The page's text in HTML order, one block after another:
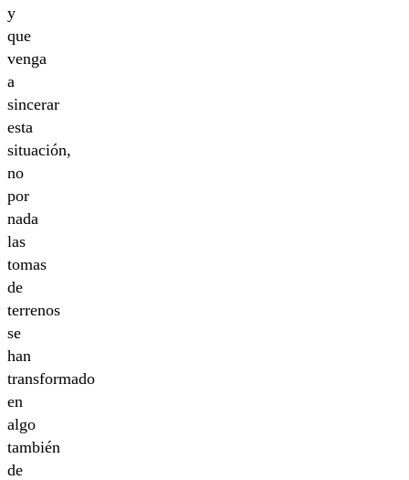
y
que
venga
a
sincerar
esta
situación,
no
por
nada
las
tomas
de
terrenos
se
han
transformado
en
algo
también
de